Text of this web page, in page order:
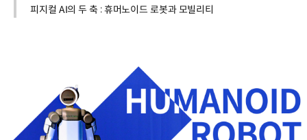
피지컬 AI의 두 축 : 휴머노이드 로봇과 모빌리티